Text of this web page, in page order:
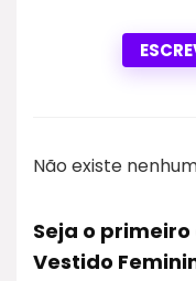
Não existe
Seja o primeiro
Vestido